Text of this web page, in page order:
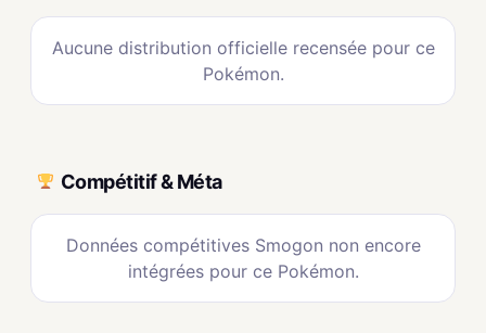
Aucune distribution officielle recensée pour ce
Pokémon.
Compétitif & Méta
Données compétitives Smogon non encore
intégrées pour ce Pokémon.